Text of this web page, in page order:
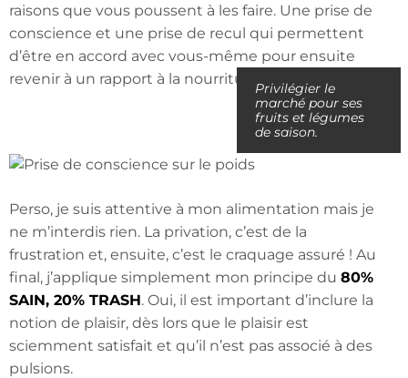
raisons que vous poussent à les faire. Une prise de
conscience et une prise de recul qui permettent
d’être en accord avec vous-même pour ensuite
revenir à un rapport à la nourriture plus instinctif.
Privilégier le
marché pour ses
fruits et légumes
de saison.
Perso, je suis attentive à mon alimentation mais je
ne m’interdis rien. La privation, c’est de la
frustration et, ensuite, c’est le craquage assuré ! Au
final, j’applique simplement mon principe du 80%
SAIN, 20% TRASH. Oui, il est important d’inclure la
notion de plaisir, dès lors que le plaisir est
sciemment satisfait et qu’il n’est pas associé à des
pulsions.